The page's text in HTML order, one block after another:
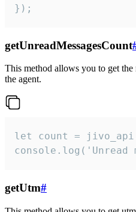
});
getUnreadMessagesCount
This method allows you to get the
the agent.
let count =
console.log('Unread
getUtm#